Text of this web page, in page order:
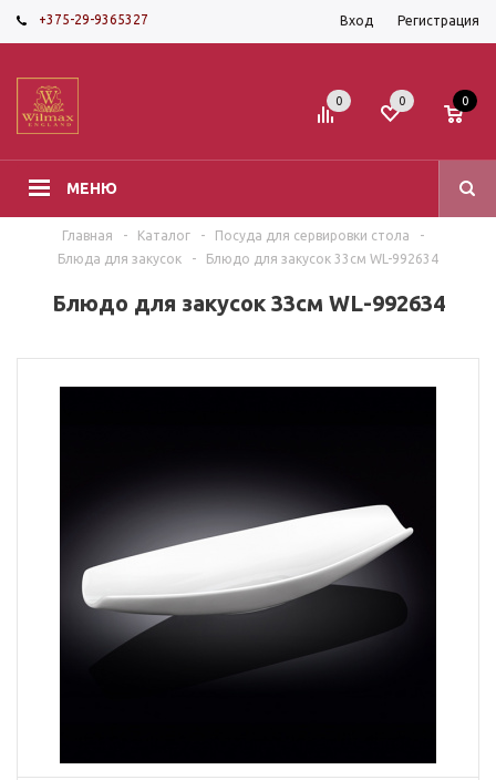
+375-29-9365327 Вход Регистрация
МЕНЮ
0 0 0
Главная - Каталог - Посуда для сервировки стола
-
Блюда для закусок
- Блюдо для закусок 33см WL-992634
Блюдо для закусок 33см WL-992634